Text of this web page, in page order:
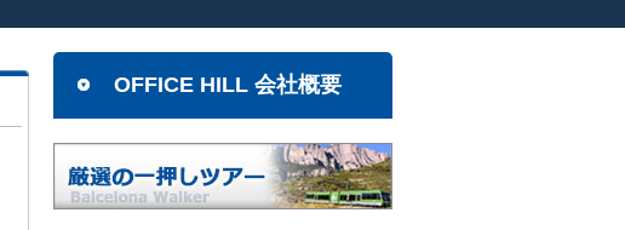
OFFICE HILL 会社概要